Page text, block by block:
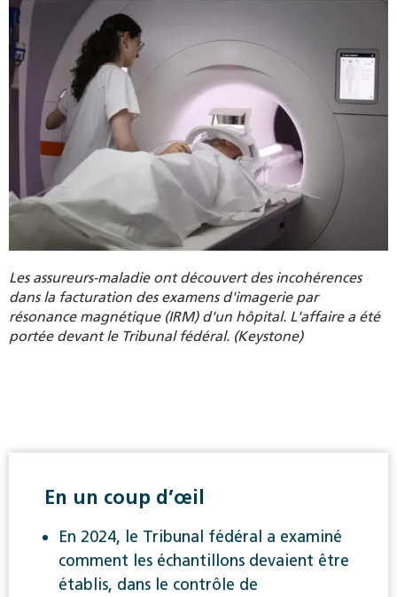
Les assureurs-maladie ont découvert des incohérences
dans la facturation des examens d'imagerie par
résonance magnétique (IRM) d'un hôpital. L'affaire a été
portée devant le Tribunal fédéral. (Keystone)
En un coup d’œil
En 2024, le Tribunal fédéral a examiné
comment les échantillons devaient être
établis, dans le contrôle de